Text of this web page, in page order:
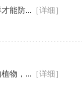
能防... ［详细］
物，... ［详细］